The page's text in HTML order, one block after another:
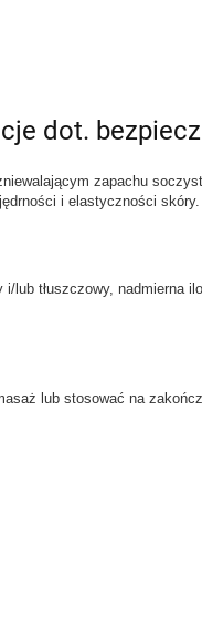
dot.
zapachu
i elastyczności
lub tłuszczowy, nadmierna
lub stosować na